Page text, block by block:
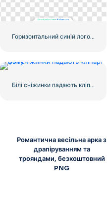
Горизонтальний синій логотип Facebook
Білі сніжинки падають кліпарт фону
Романтична весільна арка з
драпіруванням та
трояндами, безкоштовний
PNG